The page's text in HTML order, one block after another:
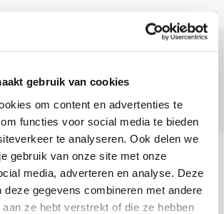
gebruik van cookies
om content en advertenties te
functies voor social media te bieden
te analyseren. Ook delen we
gebruik van onze site met onze
media, adverteren en analyse. Deze
deze gegevens combineren met andere
ze hebt verstrekt of die ze hebben
of -meid bij Jong
mee naar uitduel